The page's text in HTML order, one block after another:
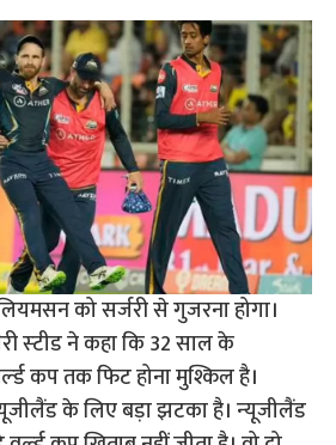
को सर्जरी से गुजरना होगा।
स्‍टीड ने कहा कि 32 साल के
कप तक फिट होना मुश्किल है।
के लिए बड़ा झटका है। न्‍यूजीलैंड